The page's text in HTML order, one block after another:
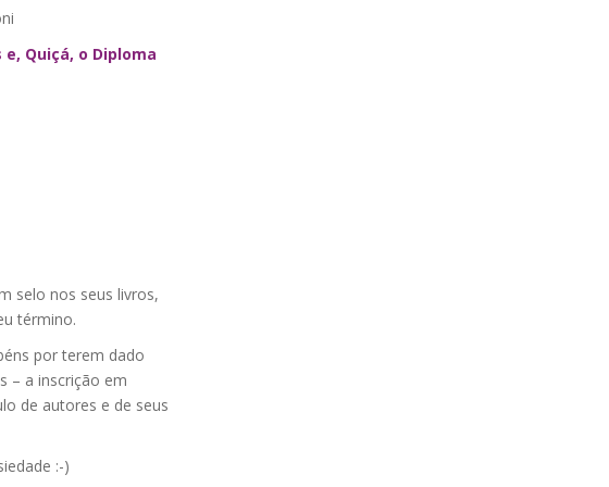
Quiçá, o Diploma
selo nos seus livros,
término.
por terem dado
– a inscrição em
de autores e de seus
:-)